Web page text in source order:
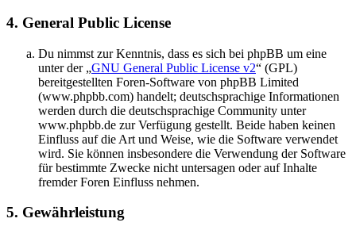
4. General Public License
Du nimmst zur Kenntnis, dass es sich bei phpBB um eine
unter der „GNU General Public License v2“ (GPL)
bereitgestellten Foren-Software von phpBB Limited
(www.phpbb.com) handelt; deutschsprachige Informationen
werden durch die deutschsprachige Community unter
www.phpbb.de zur Verfügung gestellt. Beide haben keinen
Einfluss auf die Art und Weise, wie die Software verwendet
wird. Sie können insbesondere die Verwendung der Software
für bestimmte Zwecke nicht untersagen oder auf Inhalte
fremder Foren Einfluss nehmen.
5. Gewährleistung